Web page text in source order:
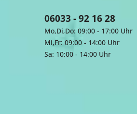
06033 - 92 16 28
Mo,Di,Do: 09:00 - 17:00 Uhr
Mi,Fr: 09:00 - 14:00 Uhr
Sa: 10:00 - 14:00 Uhr